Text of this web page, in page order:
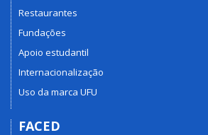
Restaurantes
Fundações
Apoio estudantil
Internacionalização
Uso da marca UFU
FACED